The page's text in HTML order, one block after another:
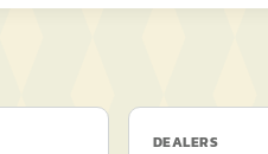
DEALERS